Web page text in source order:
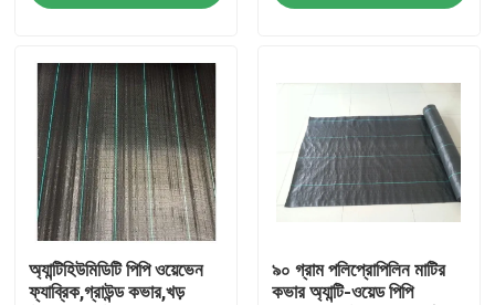
উদ্ধৃতির জন্য আবেদন
Russian website
চৌম্বকীয় জাল দরজার পর্দা
উইন্ডো ফ্লাই স্ক্রিন
পিই শেড নেট
অ্যান্টিহিউমিডিটি পিপি ওয়েভেন
ফ্যাব্রিক,গ্রাউন্ড কভার,খড়
৯০ গ্রাম পলিপ্রোপিলিন মাটির
কভার অ্যান্টি-ওয়েড পিপি